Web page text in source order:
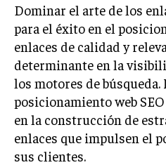
Dominar el arte de los
para el éxito en el
enlaces de calidad y
determinante en la
los motores de búsqueda.
posicionamiento web
en la construcción de
enlaces que impulsen el
sus clientes.